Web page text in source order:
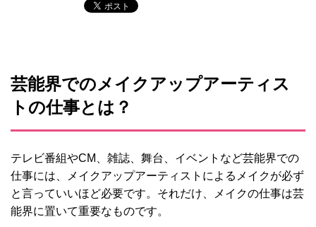
芸能界でのメイクアップアーティス
トの仕事とは？
テレビ番組やCM、雑誌、舞台、イベントなど芸能界での
仕事には、メイクアップアーティストによるメイクが必ず
と言っていいほど必要です。それだけ、メイクの仕事は芸
能界に置いて重要なものです。